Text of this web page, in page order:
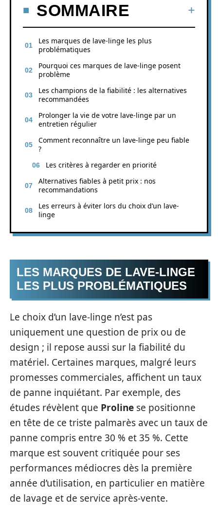
SOMMAIRE
Les marques de lave-linge les plus
problématiques
Pourquoi ces marques de lave-linge posent
problème
Les champions de la fiabilité : les alternatives
recommandées
Prolonger la vie de votre lave-linge par un
entretien régulier
Comment reconnaître un lave-linge peu fiable
?
Les critères à regarder en priorité
Alternatives fiables à petit prix : nos
recommandations
Les erreurs à éviter lors du choix d’un lave-
linge
LES MARQUES DE LAVE-LINGE
LES PLUS PROBLÉMATIQUES
Le choix d’un lave-linge n’est pas
uniquement une question de prix ou de
design ; il repose aussi sur la fiabilité du
matériel. Certaines marques, malgré leurs
promesses commerciales, affichent un taux
de panne inquiétant. Par exemple, des
études révèlent que Proline se positionne
en tête de ce triste palmarès avec un taux de
panne compris entre 30 % et 35 %. Cette
marque est souvent critiquée pour ses
performances médiocres dès la première
année d’utilisation, en particulier en matière
de lavage et de service après-vente.